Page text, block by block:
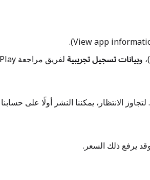
بيانات تسجيل تجريبية
. لتجاوز الانتظار، يمكننا النشر أولًا على